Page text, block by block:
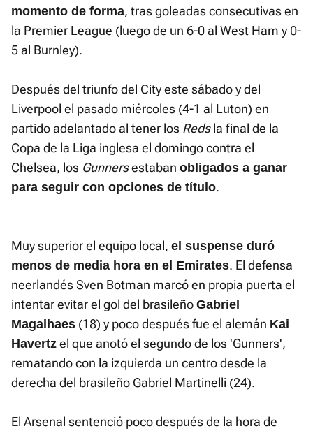
momento de forma, tras goleadas consecutivas en
la Premier League (luego de un 6-0 al West Ham y 0-
5 al Burnley).
Después del triunfo del City este sábado y del
Liverpool el pasado miércoles (4-1 al Luton) en
partido adelantado al tener los Redsla final de la
Copa de la Liga inglesa el domingo contra el
Chelsea, los Gunnersestaban obligados a ganar
para seguir con opciones de título.
Muy superior el equipo local, el suspense duró
menos de media hora en el Emirates. El defensa
neerlandés Sven Botman marcó en propia puerta el
intentar evitar el gol del brasileño Gabriel
Magalhaes (18) y poco después fue el alemán Kai
Havertz el que anotó el segundo de los 'Gunners',
rematando con la izquierda un centro desde la
derecha del brasileño Gabriel Martinelli (24).
El Arsenal sentenció poco después de la hora de